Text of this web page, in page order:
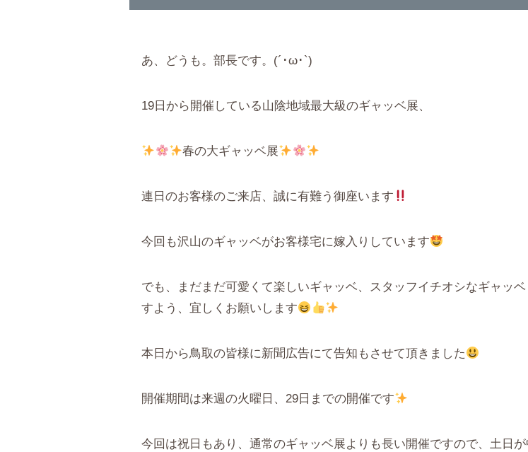
あ、どうも。部長です。(´･ω･`)
19日から開催している山陰地域最大級のギャッベ展、
春の大ギャッベ展
連日のお客様のご来店、誠に有難う御座います
今回も沢山のギャッベがお客様宅に嫁入りしています
でも、まだまだ可愛くて楽しいギャッベ、スタッフイチオシなギャッ
すよう、宜しくお願いします
本日から鳥取の皆様に新聞広告にて告知もさせて頂きました
開催期間は来週の火曜日、29日までの開催です
今回は祝日もあり、通常のギャッベ展よりも長い開催ですので、土日